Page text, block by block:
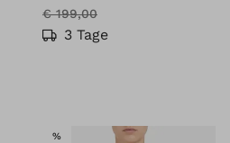
€ 199,00
3 Tage
%SALE